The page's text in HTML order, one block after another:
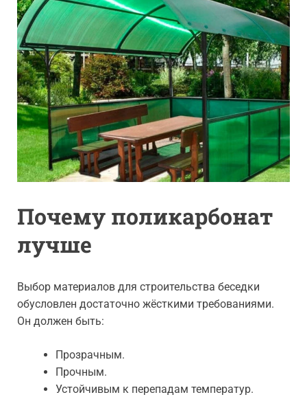
Почему поликарбонат
лучше
Выбор материалов для строительства беседки
обусловлен достаточно жёсткими требованиями.
Он должен быть:
Прозрачным.
Прочным.
Устойчивым к перепадам температур.